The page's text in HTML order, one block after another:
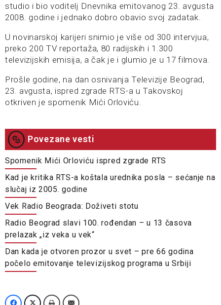
studio i bio voditelj Dnevnika emitovanog 23. avgusta
2008. godine i jednako dobro obavio svoj zadatak.
U novinarskoj karijeri snimio je više od 300 intervjua,
preko 200 TV reportaža, 80 radijskih i 1.300
televizijskih emisija, a čak je i glumio je u 17 filmova.
Prošle godine, na dan osnivanja Televizije Beograd,
23. avgusta, ispred zgrade RTS-a u Takovskoj
otkriven je spomenik Mići Orloviću.
Povezane vesti
Spomenik Mići Orloviću ispred zgrade RTS
Kad je kritika RTS-a koštala urednika posla – sećanje na
slučaj iz 2005. godine
Vek Radio Beograda: Doživeti stotu
Radio Beograd slavi 100. rođendan – u 13 časova
prelazak „iz veka u vek“
Dan kada je otvoren prozor u svet – pre 66 godina
počelo emitovanje televizijskog programa u Srbiji